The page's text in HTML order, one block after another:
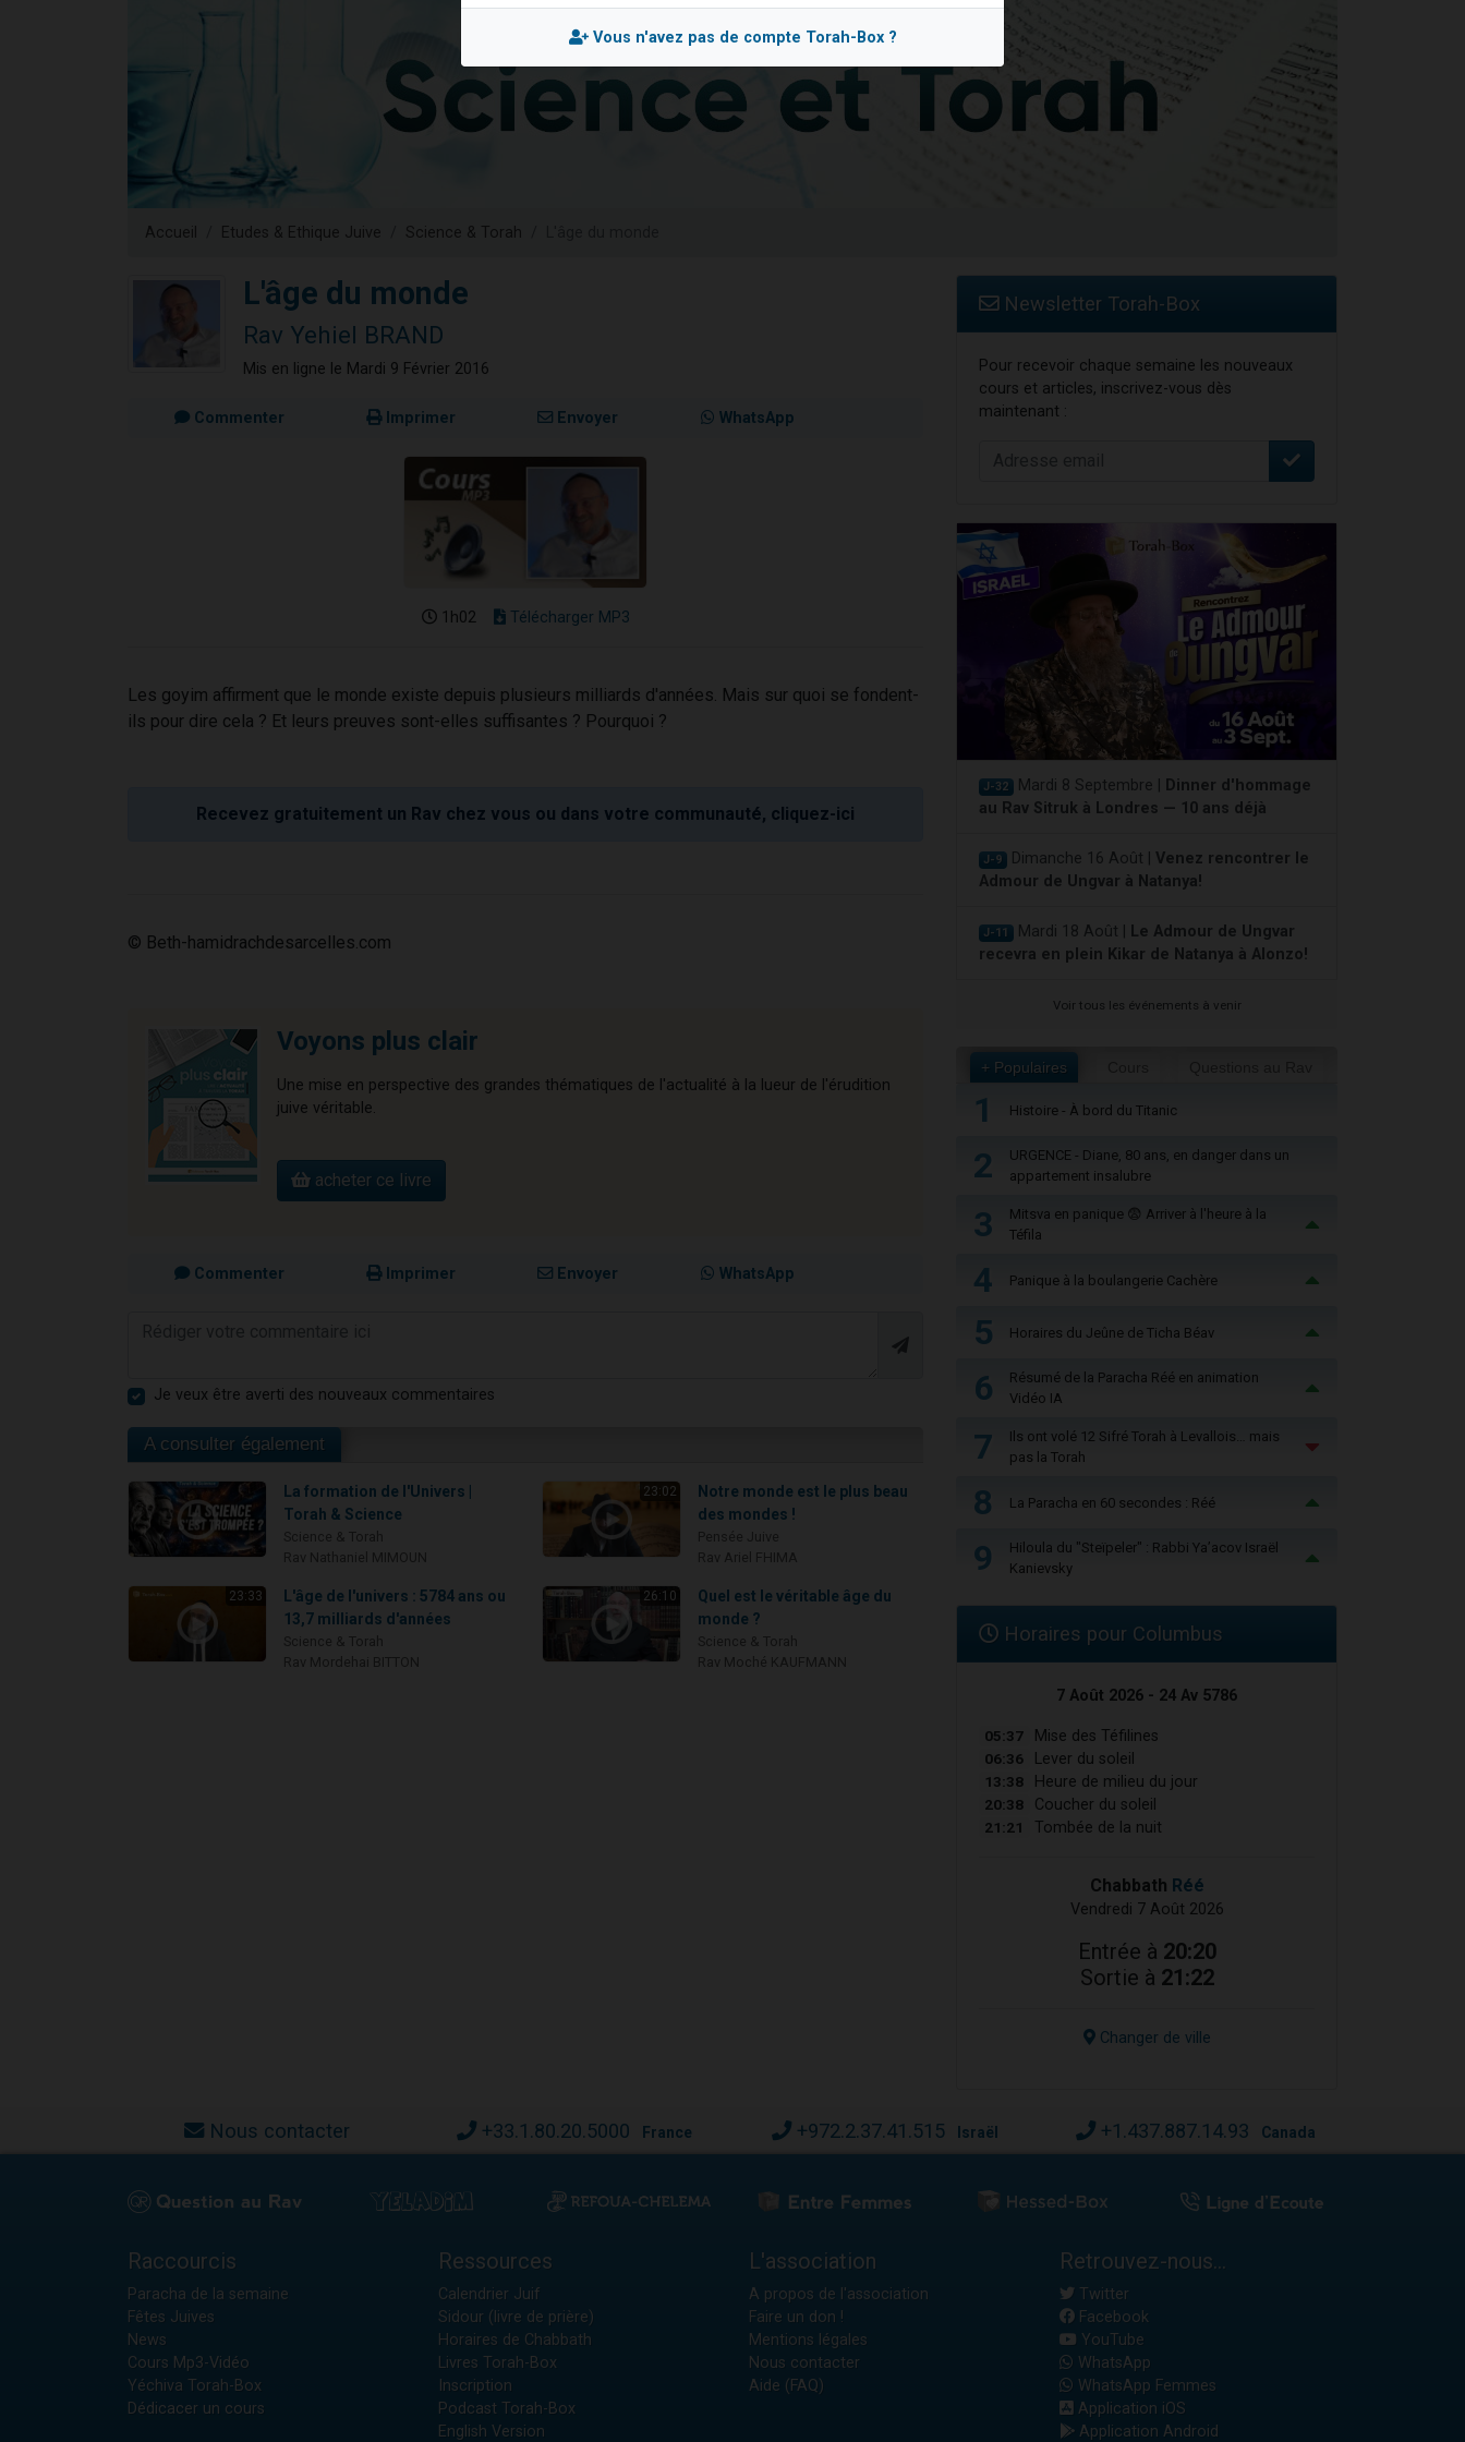
3 personnes viennent de nous rejoindre sur WhatsApp
2 personnes viennent de nous rejoindre sur WhatsApp
Accueil Etudes & Ethique Juive Science & Torah
L'âge du monde
Rav Yehiel BRAND
Mis en ligne le Mardi 9 Février 2016
Commenter Imprimer Envoyer WhatsApp
1h02 Télécharger MP3
Les goyim affirment que le monde existe depuis plusieurs milliards d'années. Mais sur quoi se fondent-
ils pour dire cela ? Et leurs preuves sont-elles suffisantes ? Pourquoi ?
Recevez gratuitement un Rav chez vous ou dans votre communauté, cliquez-ici
© Beth-hamidrachdesarcelles.com
Voyons plus clair
Une mise en perspective des grandes thématiques de l'actualité à la lueur de l'érudition
juive véritable.
acheter ce livre
Commenter Imprimer Envoyer WhatsApp
Je veux être averti des nouveaux commentaires
A consulter également
La formation de l'Univers |
Torah & Science
23:02
Notre monde est le plus beau
des mondes !
23:33
L'âge de l'univers : 5784 ans ou
13,7 milliards d'années
26:10
Quel est le véritable âge du
monde ?
Newsletter Torah-Box
Pour recevoir chaque semaine les nouveaux
cours et articles, inscrivez-vous dès
maintenant :
J-32 Mardi 8 Septembre |
Dinner d'hommage
au Rav Sitruk à Londres — 10 ans déjà
J-9 Dimanche 16 Août | Venez rencontrer le
Admour de Ungvar à Natanya!
J-11 Mardi 18 Août |
Le Admour de Ungvar
recevra en plein Kikar de Natanya à Alonzo!
Voir tous les événements à venir
+ Populaires
1 Histoire - À bord du Titanic
2
URGENCE - Diane, 80 ans, en danger dans un
appartement insalubre
3
Mitsva en panique 😨 Arriver à l'heure à la
Téfila
4 Panique à la boulangerie Cachère
5 Horaires du Jeûne de Ticha Béav
6
Résumé de la Paracha Réé en animation
Vidéo IA
7
Ils ont volé 12 Sifré Torah à Levallois… mais
pas la Torah
8 La Paracha en 60 secondes : Réé
9
Hiloula du "Steïpeler" : Rabbi Ya’acov Israël
Kanievsky
Horaires pour Columbus
7 Août 2026 - 24 Av 5786
05:37 Mise des Téfilines
06:36 Lever du soleil
13:38 Heure de milieu du jour
20:38 Coucher du soleil
21:21 Tombée de la nuit
Chabbath Réé
Vendredi 7 Août 2026
Entrée à 20:20
Sortie à 21:22
Changer de ville
Nous contacter +33.1.80.20.5000 France +972.2.37.41.515 Israël +1.437.887.14.93 Canada
Raccourcis
Paracha de la semaine
Fêtes Juives
News
Cours Mp3-Vidéo
Yéchiva Torah-Box
Dédicacer un cours
Ressources
Calendrier Juif
Sidour (livre de prière)
Horaires de Chabbath
Livres Torah-Box
Inscription
Podcast Torah-Box
English Version
L'association
A propos de l'association
Faire un don !
Mentions légales
Nous contacter
Aide (FAQ)
Retrouvez-nous...
Twitter
Facebook
YouTube
WhatsApp
WhatsApp Femmes
Application iOS
Application Android
Vous n'avez pas de compte Torah-Box ?